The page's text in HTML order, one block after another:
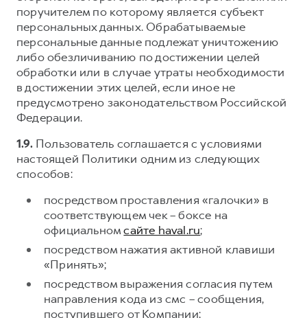
поручителем по которому является субъект
персональных данных. Обрабатываемые
персональные данные подлежат уничтожению
либо обезличиванию по достижении целей
обработки или в случае утраты необходимости
в достижении этих целей, если иное не
предусмотрено законодательством Российской
Федерации.
1.9.Пользователь соглашается с условиями
настоящей Политики одним из следующих
способов:
посредством проставления «галочки» в
соответствующем чек – боксе на
официальномсайте haval.ru;
посредством нажатия активной клавиши
«Принять»;
посредством выражения согласия путем
направления кода из смс – сообщения,
поступившего от Компании;